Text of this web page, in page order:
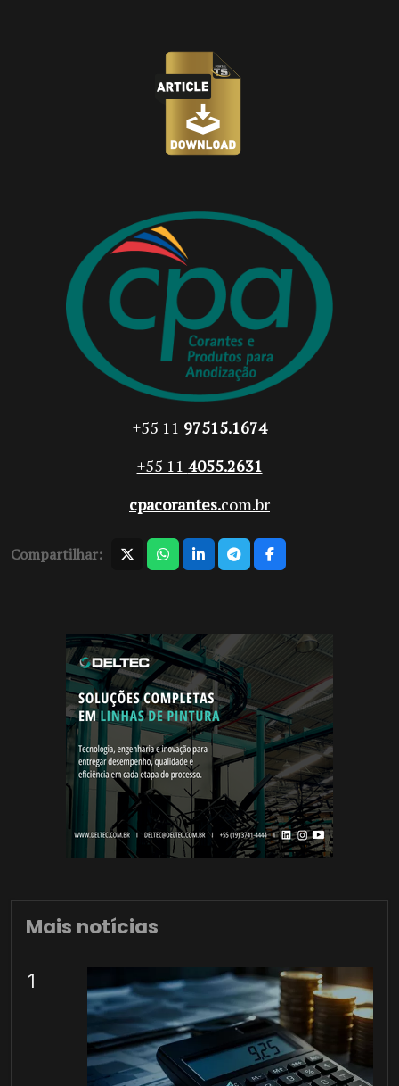
+55 11 97515.1674
+55 11 4055.2631
cpacorantes.com.br
Compartilhar:
Mais notícias
1